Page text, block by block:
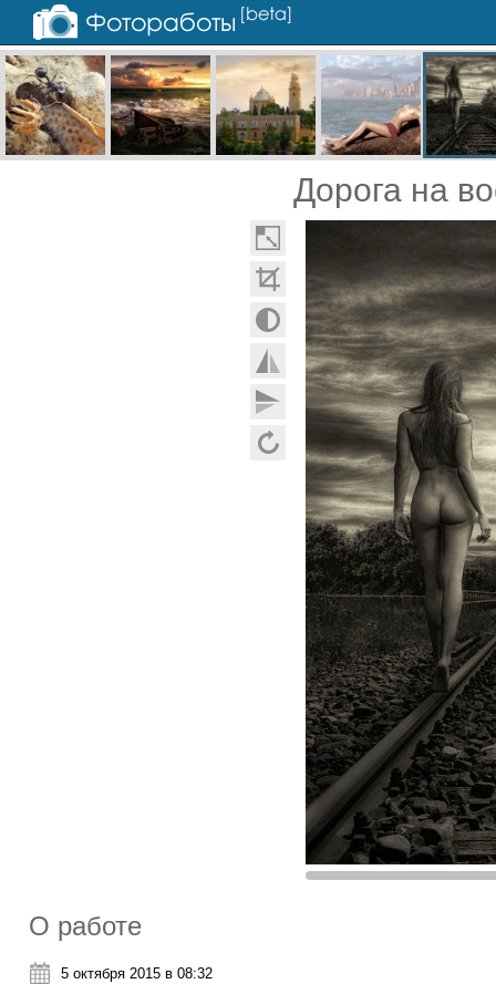
Дорога на
О работе
5 октября 2015 в 08:32